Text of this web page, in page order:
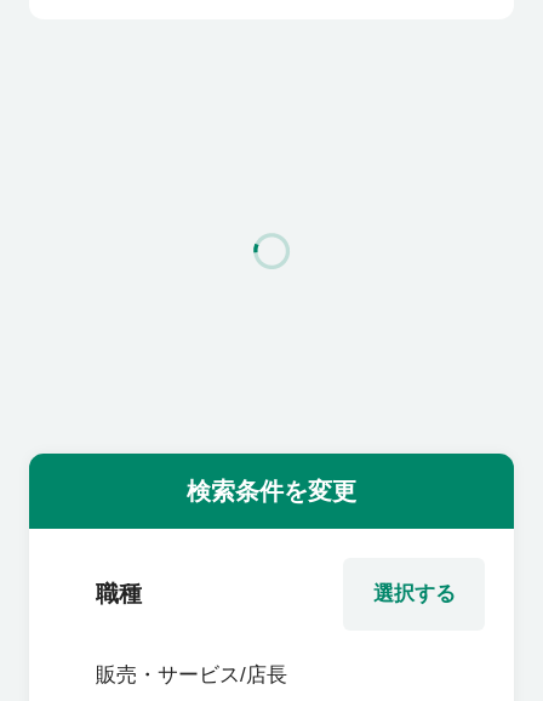
よくあるご質問
企業の担当者様
検索条件を変更
選択する
職種
販売・サービス/店長